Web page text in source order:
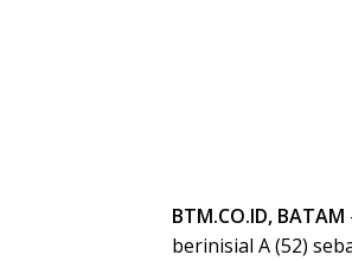
BTM.CO.ID, BATAM
berinisial A (52)